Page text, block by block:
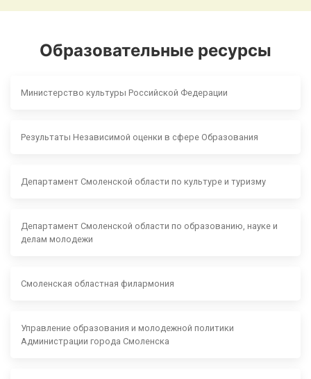
Образовательные ресурсы
Министерство культуры Российской Федерации
Результаты Независимой оценки в сфере Образования
Департамент Смоленской области по культуре и туризму
Департамент Смоленской области по образованию, науке и
делам молодежи
Смоленская областная филармония
Управление образования и молодежной политики
Администрации города Смоленска